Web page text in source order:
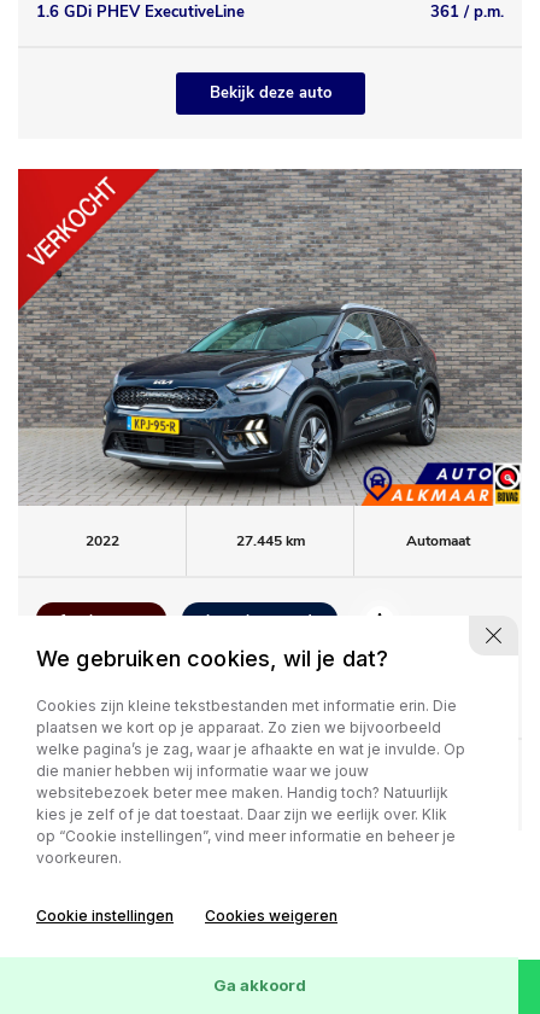
1.6 GDi PHEV ExecutiveLine
361 / p.m.
Bekijk deze auto
2022 27.445 km Automaat
1e eigenaar Lage km-stand
Kia Niro
1.6 GDi PHEV ExecutiveLine
Bekijk deze auto
We gebruiken cookies, wil je dat?
Cookies zijn kleine tekstbestanden met informatie erin. Die
plaatsen we kort op je apparaat. Zo zien we bijvoorbeeld
welke pagina’s je zag, waar je afhaakte en wat je invulde. Op
die manier hebben wij informatie waar we jouw
websitebezoek beter mee maken. Handig toch? Natuurlijk
kies je zelf of je dat toestaat. Daar zijn we eerlijk over. Klik
op “Cookie instellingen”, vind meer informatie en beheer je
voorkeuren.
Cookie instellingen Cookies weigeren
Ga akkoord